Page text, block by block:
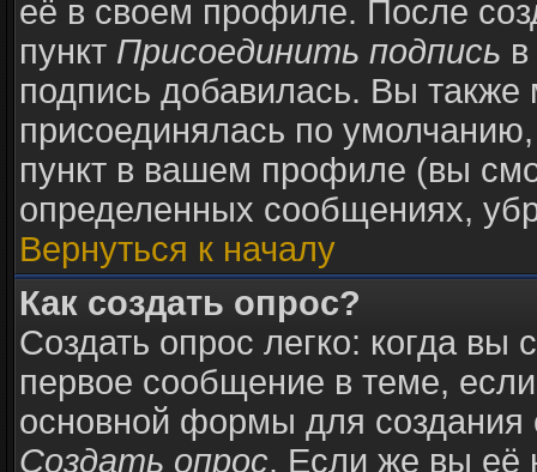
её в своем профиле. После
пункт Присоединить подпись
подпись добавилась. Вы
присоединялась по
пункт в вашем профиле (вы
определенных сообщениях,
Вернуться к началу
Как создать опрос?
Создать опрос легко: когда вы
первое сообщение в теме,
основной формы для
Создать опрос. Если же вы её